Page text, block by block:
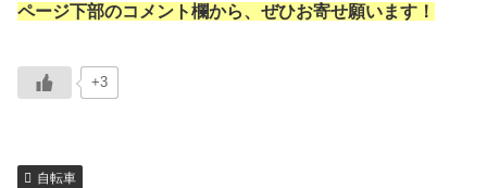
ページ下部のコメント欄から、ぜひお寄せ願います！
+3
自転車